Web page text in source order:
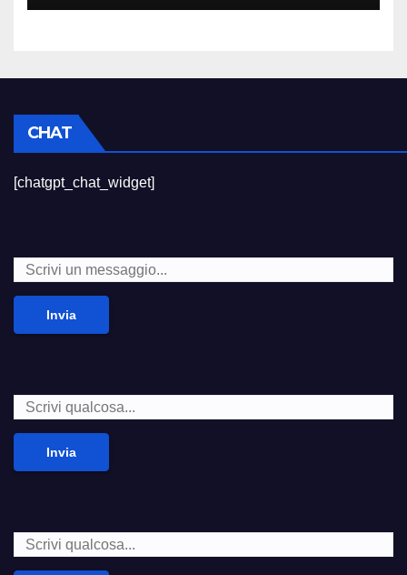
CHAT
[chatgpt_chat_widget]
Invia
Invia